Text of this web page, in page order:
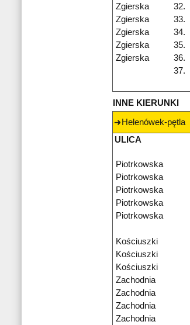
Zgierska
32.
Zgierska
33.
Zgierska
34.
Zgierska
35.
Zgierska
36.
37.
INNE KIERUNKI
Helenówek-pętla
ULICA
Piotrkowska
Piotrkowska
Piotrkowska
Piotrkowska
Piotrkowska
Kościuszki
Kościuszki
Kościuszki
Zachodnia
Zachodnia
Zachodnia
Zachodnia